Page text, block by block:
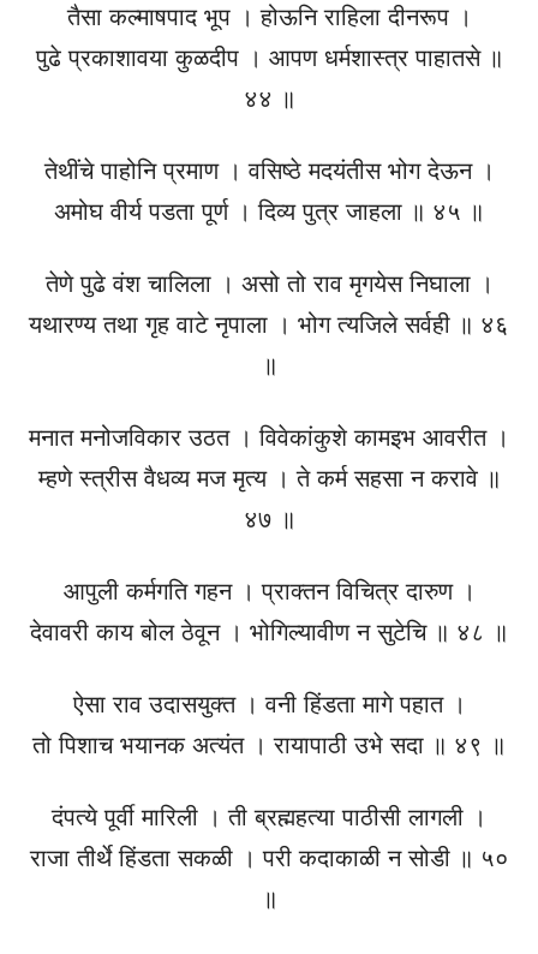
तैसा कल्माषपाद भूप । होऊनि राहिला दीनरूप ।
पुढे प्रकाशावया कुळदीप । आपण धर्मशास्त्र पाहातसे ॥
४४ ॥
तेथींचे पाहोनि प्रमाण । वसिष्ठे मदयंतीस भोग देऊन ।
अमोघ वीर्य पडता पूर्ण । दिव्य पुत्र जाहला ॥ ४५ ॥
तेणे पुढे वंश चालिला । असो तो राव मृगयेस निघाला ।
यथारण्य तथा गृह वाटे नृपाला । भोग त्यजिले सर्वही ॥ ४६
॥
मनात मनोजविकार उठत । विवेकांकुशे कामइभ आवरीत ।
म्हणे स्त्रीस वैधव्य मज मृत्य । ते कर्म सहसा न करावे ॥
४७ ॥
आपुली कर्मगति गहन । प्राक्तन विचित्र दारुण ।
देवावरी काय बोल ठेवून । भोगिल्यावीण न सुटेचि ॥ ४८ ॥
ऐसा राव उदासयुक्त । वनी हिंडता मागे पहात ।
तो पिशाच भयानक अत्यंत । रायापाठी उभे सदा ॥ ४९ ॥
दंपत्ये पूर्वी मारिली । ती ब्रह्महत्या पाठीसी लागली ।
राजा तीर्थे हिंडता सकळी । परी कदाकाळी न सोडी ॥ ५०
॥